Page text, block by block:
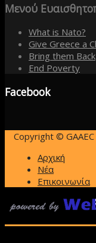
Μενού
What is Nato?
Give Greece a
Bring them Back
End Poverty
Facebook
Copyright © GAAEC
Αρχική
Νέα
Επικοινωνία